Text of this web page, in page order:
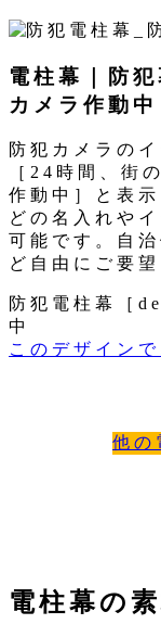
ー
リ
ゴ
ー
電柱幕｜防
カメラ作動中
防犯カメラの
［24時間、街
作動中］と表
どの名入れや
可能です。自
ど自由にご要
防犯電柱幕［
中
このデザイン
他の
電柱幕の